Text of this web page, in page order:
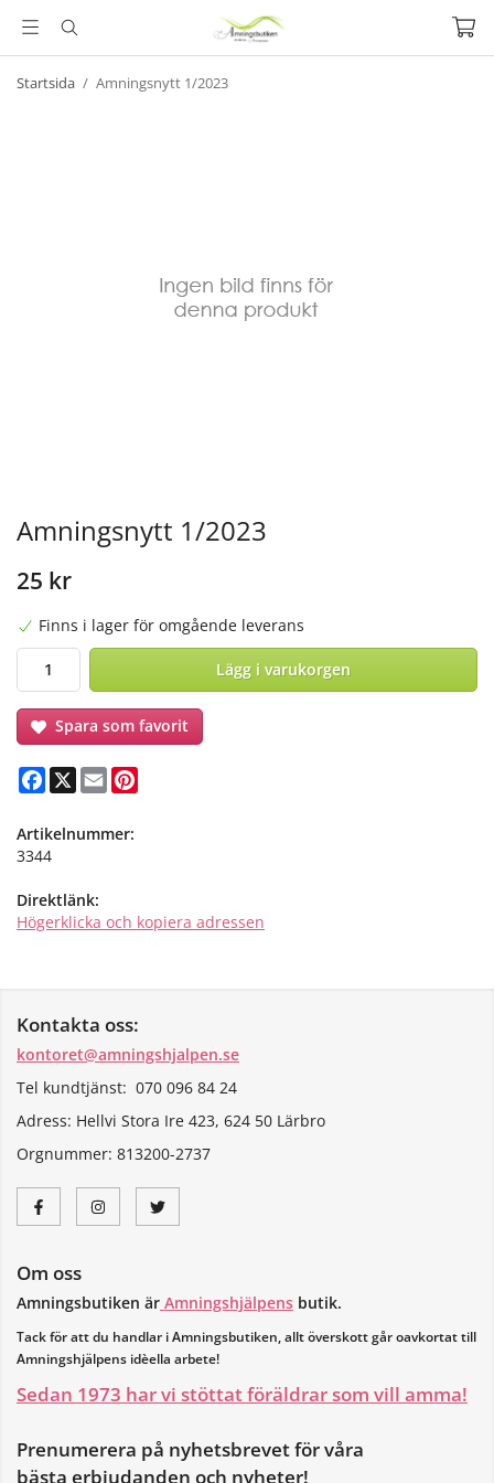
Startsida / Amningsnytt 1/2023
Amningsnytt 1/2023
25 kr
Finns i lager för omgående leverans
Lägg i varukorgen
Spara som favorit
Facebook
X Email
Artikelnummer:
3344
Direktlänk:
Högerklicka och kopiera adressen
Kontakta oss:
kontoret@amningshjalpen.se
Tel kundtjänst: 070 096 84 24
Adress: Hellvi Stora Ire 423, 624 50 Lärbro
Orgnummer: 813200-2737
Om oss
Amningsbutiken är Amningshjälpens butik.
Tack för att du handlar i Amningsbutiken, allt överskott går oavkortat till
Amningshjälpens idèella arbete!
Sedan 1973 har vi stöttat föräldrar som vill amma!
Prenumerera på nyhetsbrevet för våra
bästa erbjudanden och nyheter!